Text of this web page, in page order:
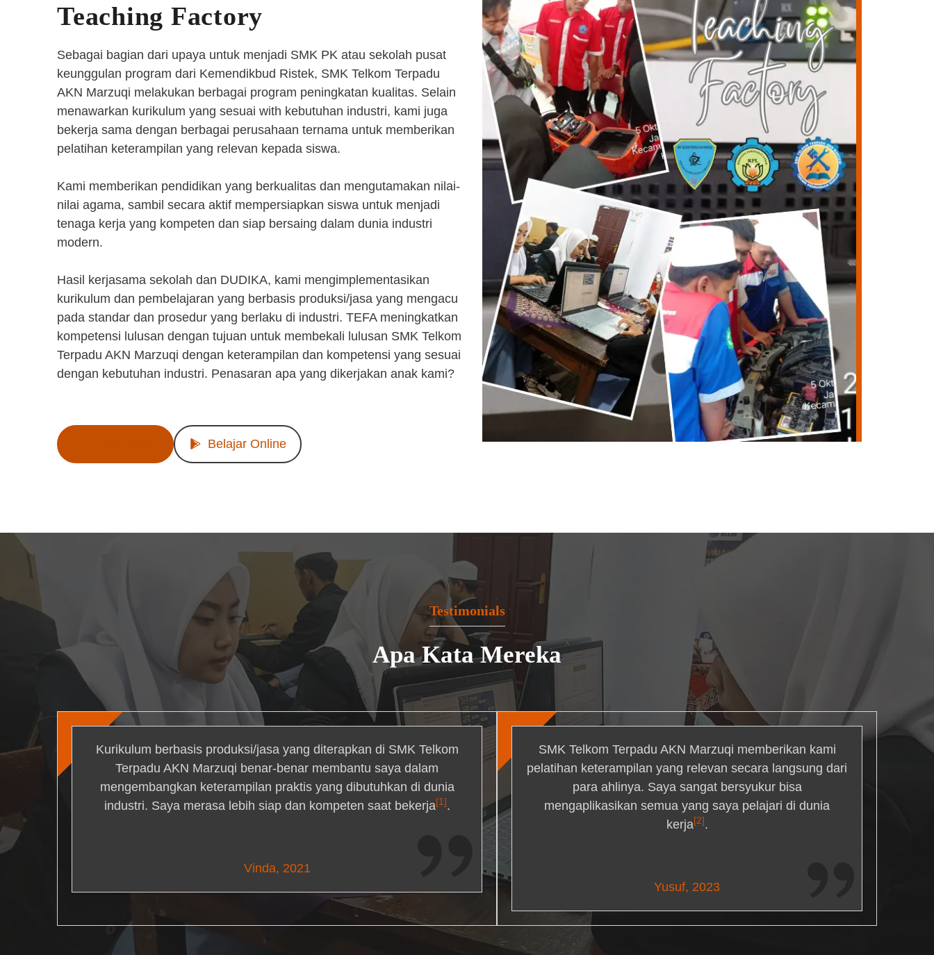
Teaching Factory
Sebagai bagian dari upaya untuk menjadi SMK PK atau sekolah pusat
keunggulan program dari Kemendikbud Ristek, SMK Telkom Terpadu
AKN Marzuqi melakukan berbagai program peningkatan kualitas. Selain
menawarkan kurikulum yang sesuai with kebutuhan industri, kami juga
bekerja sama dengan berbagai perusahaan ternama untuk memberikan
pelatihan keterampilan yang relevan kepada siswa.
Kami memberikan pendidikan yang berkualitas dan mengutamakan nilai-
nilai agama, sambil secara aktif mempersiapkan siswa untuk menjadi
tenaga kerja yang kompeten dan siap bersaing dalam dunia industri
modern.
Hasil kerjasama sekolah dan DUDIKA, kami mengimplementasikan
kurikulum dan pembelajaran yang berbasis produksi/jasa yang mengacu
pada standar dan prosedur yang berlaku di industri. TEFA meningkatkan
kompetensi lulusan dengan tujuan untuk membekali lulusan SMK Telkom
Terpadu AKN Marzuqi dengan keterampilan dan kompetensi yang sesuai
dengan kebutuhan industri. Penasaran apa yang dikerjakan anak kami?
Belajar Online
Testimonials
Apa Kata Mereka
Kurikulum berbasis produksi/jasa yang diterapkan di SMK Telkom
Terpadu AKN Marzuqi benar-benar membantu saya dalam
mengembangkan keterampilan praktis yang dibutuhkan di dunia
industri. Saya merasa lebih siap dan kompeten saat bekerja[1].
Vinda, 2021
SMK Telkom Terpadu AKN Marzuqi memberikan kami
pelatihan keterampilan yang relevan secara langsung dari
para ahlinya. Saya sangat bersyukur bisa
mengaplikasikan semua yang saya pelajari di dunia
kerja[2].
Yusuf, 2023